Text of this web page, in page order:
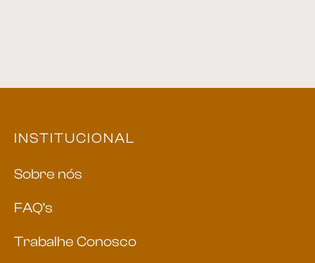
INSTITUCIONAL
Sobre nós
FAQ’s
Trabalhe Conosco